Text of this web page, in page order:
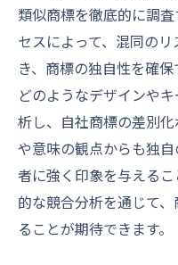
類似商標を徹底的に調
セスによって、混同の
き、商標の独自性を確
どのようなデザインや
析し、自社商標の差別
や意味の観点からも独
者に強く印象を与える
的な競合分析を通じて
ることが期待できます。